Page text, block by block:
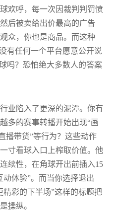
欢呼，每一次因裁判判罚愤
后被卖给出价最高的广告
众，你也是商品。而这种
有任何一个平台愿意公开说
吗？恐怕绝大多数人的答案
业陷入了更深的泥潭。你有
多的赛事转播开始出现“画
播带货”等行为？这些动作
寸看球入口上榨取价值。他
续性，在角球开出前插入15
体验”。而当你选择退出
精彩的下半场”这样的标题把
操纵。